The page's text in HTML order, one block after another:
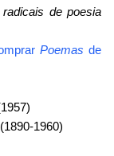
de poesia
Poemas de
1960)